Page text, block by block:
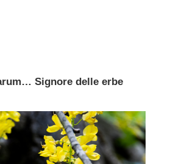
Signore delle erbe